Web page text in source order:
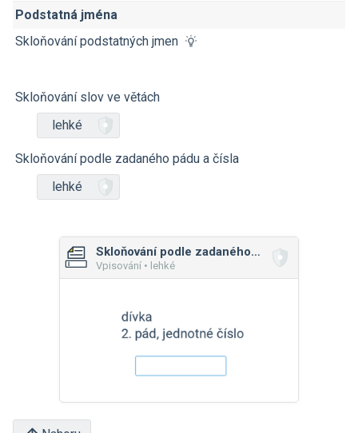
Podstatná jména
Skloňování podstatných jmen
Skloňování slov ve větách
lehké
Skloňování podle zadaného pádu a čísla
lehké
Skloňování podle zadaného pádu a čísla
Vpisování • lehké